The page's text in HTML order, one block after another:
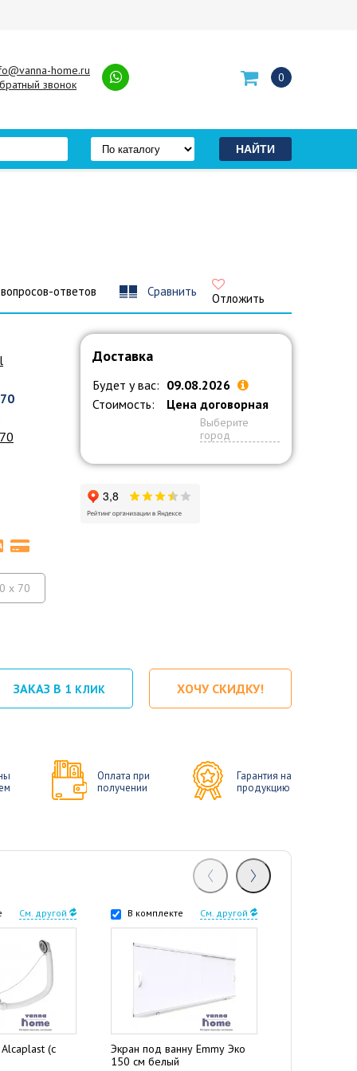
home.ru
звонок
0
ответов Сравнить Отложить
x 70
Доставка
Будет у вас: 09.08.2026
Стоимость:
Цена договорная
Выберите
город
ЗАКАЗ В 1 КЛИК ХОЧУ СКИДКУ!
Оплата при
получении
Гарантия на
продукцию
См. другой
(с
В комплекте См. другой
Экран под ванну Emmy Эко
150 см белый